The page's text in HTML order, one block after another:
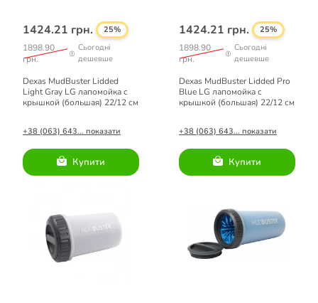
1424.21 грн. 25%
1898.90
грн.
Сьогодні
дешевше
Dexas MudBuster Lidded
Light Gray LG лапомойка с
крышкой (большая) 22/12 см
+38 (063) 643... показати
Купити
1424.21 грн. 25%
1898.90
грн.
Сьогодні
дешевше
Dexas MudBuster Lidded Pro
Blue LG лапомойка с
крышкой (большая) 22/12 см
+38 (063) 643... показати
Купити